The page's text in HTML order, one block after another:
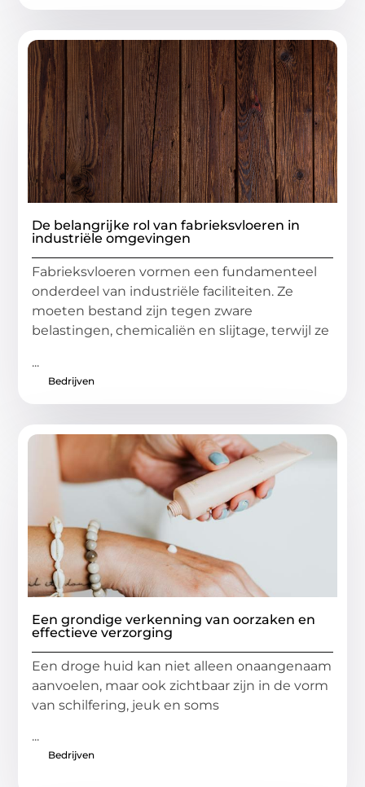
De belangrijke rol van fabrieksvloeren in
industriële omgevingen
Fabrieksvloeren vormen een fundamenteel
onderdeel van industriële faciliteiten. Ze
moeten bestand zijn tegen zware
belastingen, chemicaliën en slijtage, terwijl ze
...
Bedrijven
Een grondige verkenning van oorzaken en
effectieve verzorging
Een droge huid kan niet alleen onaangenaam
aanvoelen, maar ook zichtbaar zijn in de vorm
van schilfering, jeuk en soms
...
Bedrijven